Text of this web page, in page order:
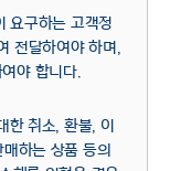
요구하는 고객정
전달하여야 하며,
야 합니다.
한 취소, 환불, 이
하는 상품 등의